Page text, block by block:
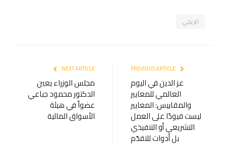
الريجي
عز الدين في اليوم
العالمي للمعايير
والمقاييس: المعايير
ليست قيودًا على العمل
التشريعي أو التنفيذي
بل أدوات للتقدّم
NEXT ARTICLE
مجلس الوزراء يعين
الدكتور محمود جباعي
عضواً في هيئة
الأسواق المالية